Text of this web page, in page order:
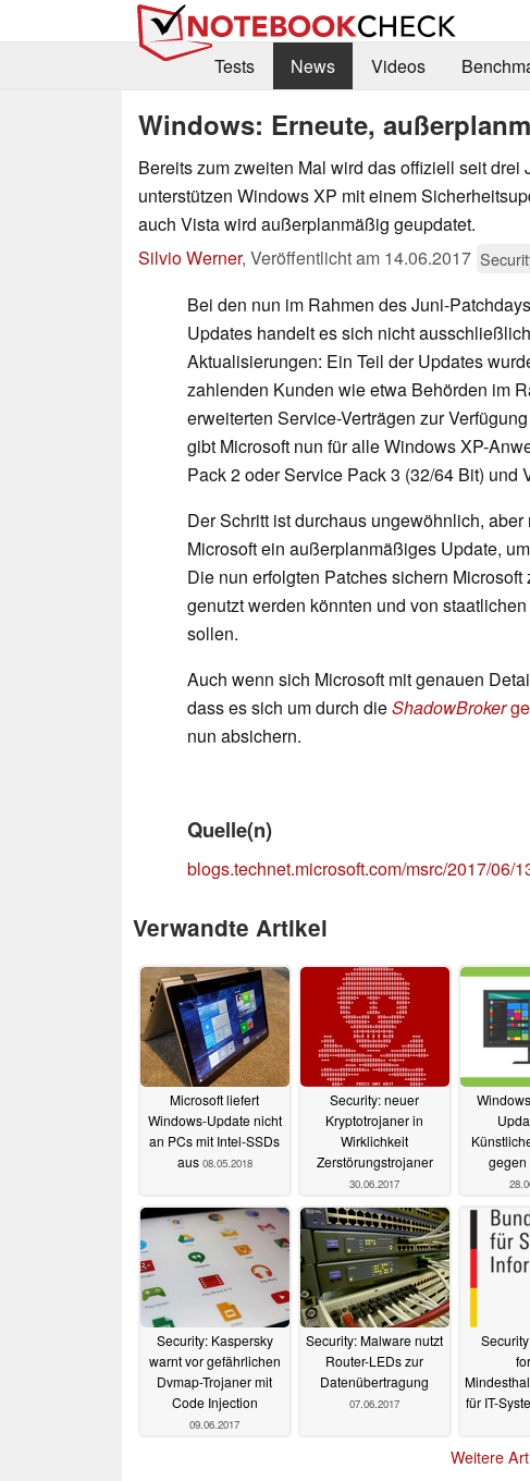
Tests
News Videos
Windows: Erneute,
Bereits zum zweiten Mal wird das offiziell seit drei
unterstützen Windows XP mit einem
auch Vista wird außerplanmäßig geupdatet.
Silvio Werner, Veröffentlicht am 14.06.2017
Bei den nun im Rahmen des Juni-
Updates handelt es sich nicht ausschließlich
Aktualisierungen: Ein Teil der Updates
zahlenden Kunden wie etwa Behörden im
erweiterten Service-Verträgen zur
gibt Microsoft nun für alle Windows XP-
Pack 2 oder Service Pack 3 (32/64 Bit) und
Der Schritt ist durchaus ungewöhnlich,
Microsoft ein außerplanmäßiges Update, um
Die nun erfolgten Patches sichern
genutzt werden könnten und von
sollen.
Auch wenn sich Microsoft mit genauen
dass es sich um durch dieShadowBroker
nun absichern.
Quelle(n)
blogs.technet.microsoft.com/msrc/2017/06/
Verwandte Artikel
Microsoft liefert
Windows-Update nicht
an PCs mit Intel-SSDs
aus 08.05.2018
Security: neuer
Kryptotrojaner in
Wirklichkeit
Zerstörungstrojaner
30.06.2017
gegen
Security: Kaspersky
warnt vor gefährlichen
Dvmap-Trojaner mit
Code Injection
09.06.2017
Security: Malware nutzt
Router-LEDs zur
Datenübertragung
07.06.2017
für IT-
Weitere